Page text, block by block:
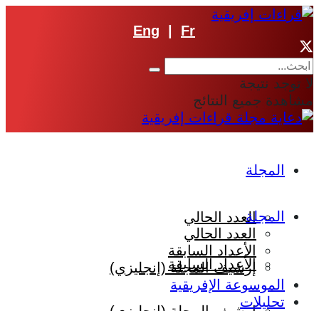
Eng Fr
لا توجد نتيجة
مشاهدة جميع النتائج
المجلة
العدد الحالي
الأعداد السابقة
المجلة
العدد الحالي
الأعداد السابقة
إرشيف المجلة (إنجليزي)
الموسوعة الإفريقية
تحليلات